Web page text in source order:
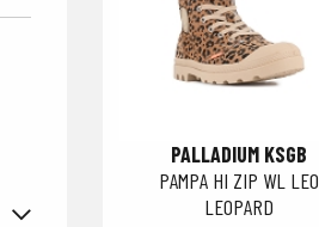
PALLADIUM KSGB
PAMPA HI ZIP WL LEO
LEOPARD